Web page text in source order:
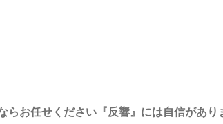
らお任せください『反響』には自信があり